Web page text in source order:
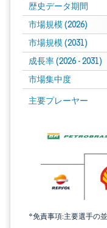
歴史データ期間
市場規模 (2026)
市場規模 (2031)
成長率 (2026 - 2031)
市場集中度
主要プレーヤー
*免責事項:主要選手の
画像 © Mordor